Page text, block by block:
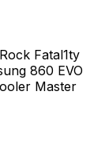
Fatal1ty
860 EVO
Master